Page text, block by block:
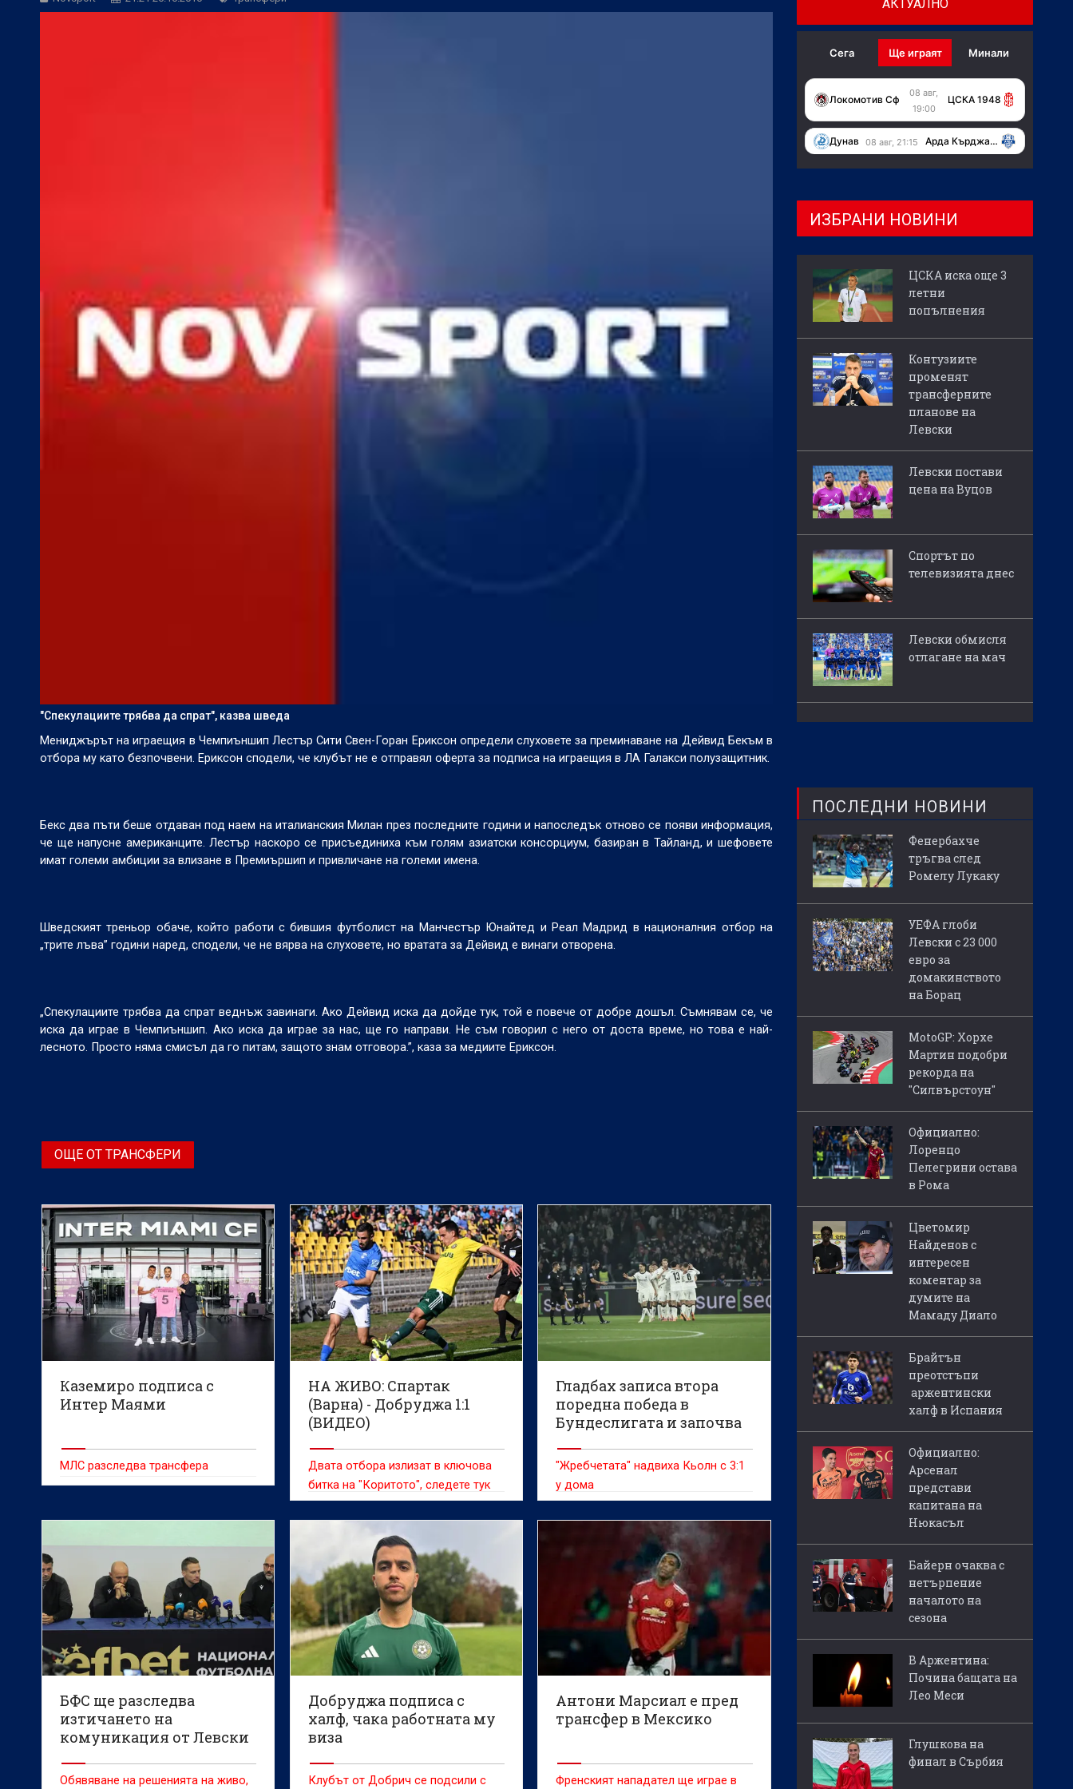
БГ Футбол:Контузиите променят трансферните планове на Левски
"Спекулациите трябва да спрат", казва шведа
Мениджърът на играещия в Чемпиъншип Лестър Сити Свен-Горан Ериксон определи слуховете за преминаване на Дейвид Бекъм в
отбора му като безпочвени. Ериксон сподели, че клубът не е отправял оферта за подписа на играещия в ЛА Галакси полузащитник.
Бекс два пъти беше отдаван под наем на италианския Милан през последните години и напоследък отново се появи информация,
че ще напусне американците. Лестър наскоро се присъединиха към голям азиатски консорциум, базиран в Тайланд, и шефовете
имат големи амбиции за влизане в Премиършип и привличане на големи имена.
Шведският треньор обаче, който работи с бившия футболист на Манчестър Юнайтед и Реал Мадрид в националния отбор на
„трите лъва” години наред, сподели, че не вярва на слуховете, но вратата за Дейвид е винаги отворена.
„Спекулациите трябва да спрат веднъж завинаги. Ако Дейвид иска да дойде тук, той е повече от добре дошъл. Съмнявам се, че
иска да играе в Чемпиъншип. Ако иска да играе за нас, ще го направи. Не съм говорил с него от доста време, но това е най-
лесното. Просто няма смисъл да го питам, защото знам отговора.”, каза за медиите Ериксон.
ОЩЕ ОТ ТРАНСФЕРИ
Каземиро подписа с
Интер Маями
МЛС разследва трансфера
НА ЖИВО: Спартак
(Варна) - Добруджа 1:1
(ВИДЕО)
Двата отбора излизат в ключова
битка на "Коритото", следете тук
Гладбах записа втора
поредна победа в
Бундеслигата и започва
(ВИДЕО)
"Жребчетата" надвиха Кьолн с 3:1
у дома
БФС ще разследва
изтичането на
комуникация от Левски
Обявяване на решенията на живо,
Добруджа подписа с
халф, чака работната му
виза
Клубът от Добрич се подсили с
Антони Марсиал е пред
трансфер в Мексико
Френският нападател ще играе в
АКТУАЛНО
Сега Ще играят Минали
Локомотив Сф
08 авг,
19:00
ЦСКА 1948
Дунав 08 авг, 21:15 Арда Кърджали
ИЗБРАНИ НОВИНИ
ЦСКА иска още 3
летни
попълнения
Контузиите
променят
трансферните
планове на
Левски
Левски постави
цена на Вуцов
Спортът по
телевизията днес
Левски обмисля
отлагане на мач
ПОСЛЕДНИ НОВИНИ
Фенербахче
тръгва след
Ромелу Лукаку
УЕФА глоби
Левски с 23 000
евро за
домакинството
на Борац
MotoGP: Хорхе
Мартин подобри
рекорда на
"Силвърстоун"
Официално:
Лоренцо
Пелегрини остава
в Рома
Цветомир
Найденов с
интересен
коментар за
думите на
Мамаду Диало
Брайтън
преотстъпи
аржентински
халф в Испания
Официално:
Арсенал
представи
капитана на
Нюкасъл
Байерн очаква с
нетърпение
началото на
сезона
В Аржентина:
Почина бащата на
Лео Меси
Глушкова на
финал в Сърбия